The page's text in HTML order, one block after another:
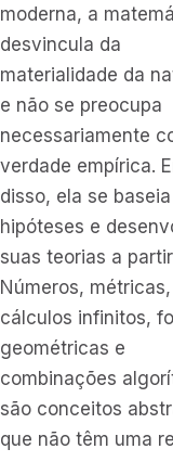
moderna, a
desvincula da
materialidade da
e não se preocupa
necessariamente
verdade empírica.
disso, ela se
hipóteses e
suas teorias a
Números, métricas,
cálculos infinitos,
geométricas e
combinações
são conceitos
que não têm uma